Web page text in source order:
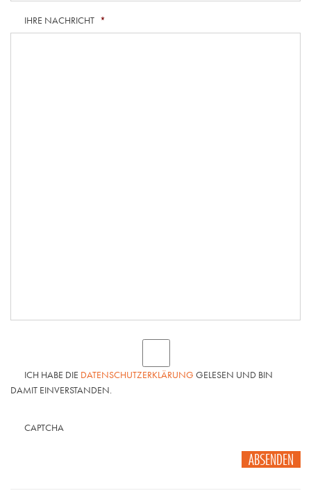
IHRE NACHRICHT *
ICH HABE DIE DATENSCHUTZERKLÄRUNG GELESEN UND BIN
DAMIT EINVERSTANDEN.
CAPTCHA
ABSENDEN